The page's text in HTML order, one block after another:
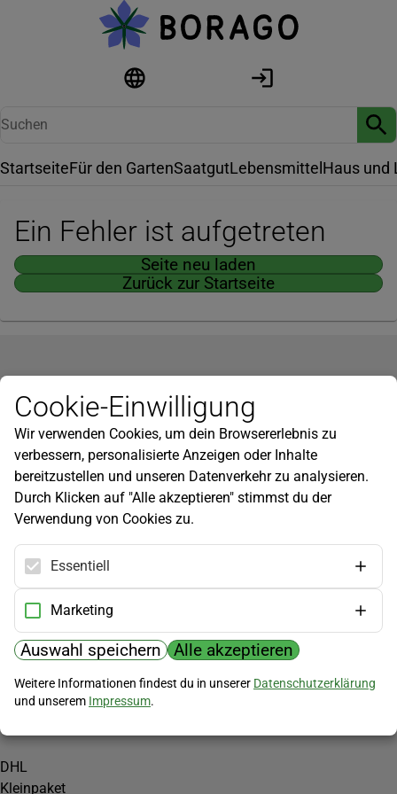
StartseiteFür den GartenSaatgutLebensmittel Haus und
Ein Fehler ist aufgetreten
Seite neu laden
Zurück zur Startseite
Newsletter
Infos zu neuen Produkten, Gartentipps und mehr findest du in
unserem Newsletter!
Jetzt anmelden
Hilfe
Kundenservice
Widerrufsbelehrung
Versandkosten
Zahlungsmöglichkeiten
PayPal
Vorkasse
Versand
DHL
Kleinpaket
Cookie-Einwilligung
Wir verwenden Cookies, um dein Browsererlebnis zu
verbessern, personalisierte Anzeigen oder Inhalte
bereitzustellen und unseren Datenverkehr zu analysieren.
Durch Klicken auf "Alle akzeptieren" stimmst du der
Verwendung von Cookies zu.
Essentiell
Marketing
Auswahl speichern Alle akzeptieren
Weitere Informationen findest du in unserer Datenschutzerklärung
und unserem Impressum.